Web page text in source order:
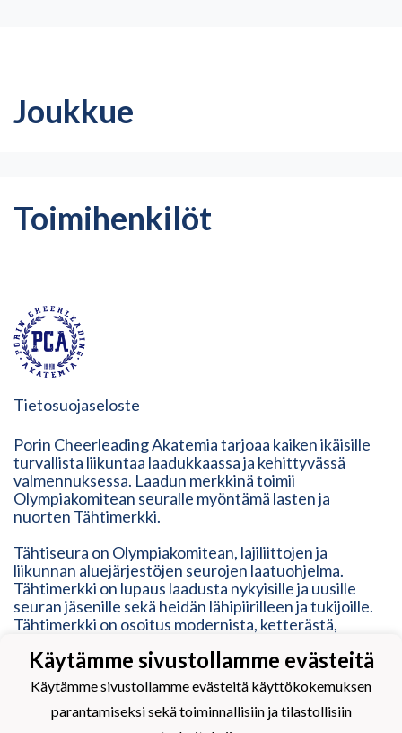
Joukkue
Toimihenkilöt
Tietosuojaseloste
Porin Cheerleading Akatemia tarjoaa kaiken ikäisille
turvallista liikuntaa laadukkaassa ja kehittyvässä
valmennuksessa. Laadun merkkinä toimii
Olympiakomitean seuralle myöntämä lasten ja
nuorten Tähtimerkki.
Tähtiseura on Olympiakomitean, lajiliittojen ja
liikunnan aluejärjestöjen seurojen laatuohjelma.
Tähtimerkki on lupaus laadusta nykyisille ja uusille
seuran jäsenille sekä heidän lähipiirilleen ja tukijoille.
Tähtimerkki on osoitus modernista, ketterästä,
vastaa erilaisten liikkujien tarpeisiin, mutta myös
kehittyy heidän mukanaan.
Käytämme sivustollamme evästeitä
Käytämme sivustollamme evästeitä käyttökokemuksen
parantamiseksi sekä toiminnallisiin ja tilastollisiin